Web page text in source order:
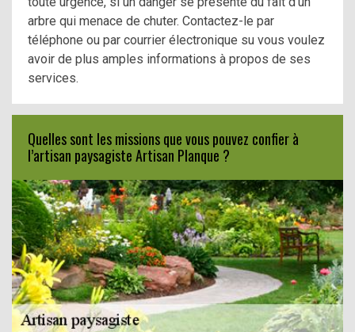
arbre qui menace de chuter. Contactez-le par
téléphone ou par courrier électronique su vous voulez
avoir de plus amples informations à propos de ses
services.
Quelles sont les missions que vous pouvez confier à
l’artisan paysagiste Artisan Planque ?